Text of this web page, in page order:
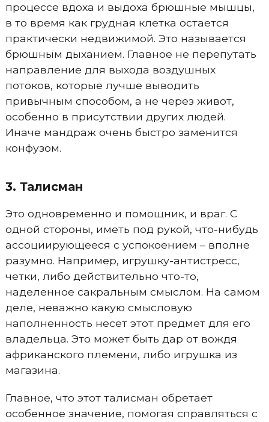
процессе вдоха и выдоха брюшные мышцы,
в то время как грудная клетка остается
практически недвижимой. Это называется
брюшным дыханием. Главное не перепутать
направление для выхода воздушных
потоков, которые лучше выводить
привычным способом, а не через живот,
особенно в присутствии других людей.
Иначе мандраж очень быстро заменится
конфузом.
3. Талисман
Это одновременно и помощник, и враг. С
одной стороны, иметь под рукой, что-нибудь
ассоциирующееся с успокоением – вполне
разумно. Например, игрушку-антистресс,
четки, либо действительно что-то,
наделенное сакральным смыслом. На самом
деле, неважно какую смысловую
наполненность несет этот предмет для его
владельца. Это может быть дар от вождя
африканского племени, либо игрушка из
магазина.
Главное, что этот талисман обретает
особенное значение, помогая справляться с